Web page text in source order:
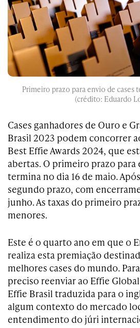
Primeiro prazo para envio de cases
(crédito: Eduardo
Cases ganhadores de Ouro e
Brasil 2023 podem concorrer
Best Effie Awards 2024, que
abertas. O primeiro prazo para
termina no dia 16 de maio.
segundo prazo, com
junho. As taxas do primeiro
menores.
Este é o quarto ano em que o
realiza esta premiação
melhores cases do mundo.
preciso reenviar ao Effie
Effie Brasil traduzida para o
algum contexto do mercado
entendimento do júri